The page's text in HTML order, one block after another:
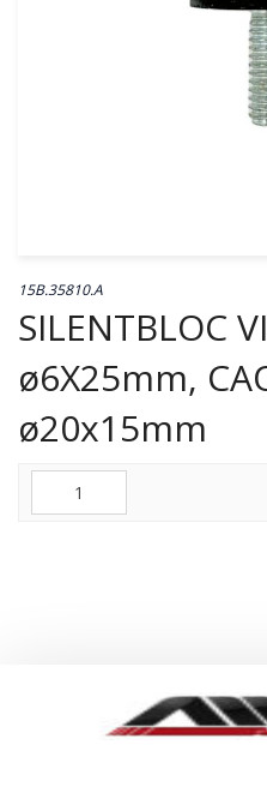
15B.35810.A
SILENTBLOC
ø6X25mm,
ø20x15mm
Quantité